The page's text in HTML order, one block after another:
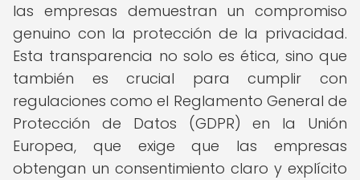
las empresas demuestran un compromiso
genuino con la protección de la privacidad.
Esta transparencia no solo es ética, sino que
también es crucial para cumplir con
regulaciones como el Reglamento General de
Protección de Datos (GDPR) en la Unión
Europea, que exige que las empresas
obtengan un consentimiento claro y explícito